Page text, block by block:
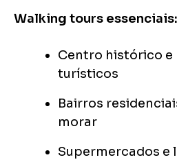
Walking tours essenciais:
Centro histórico
turísticos
Bairros
morar
Supermercados e